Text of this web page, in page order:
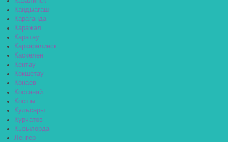
Кандыагаш
Караганда
Каражал
Каратау
Каркаралинск
Каскелен
Кентау
Кокшетау
Конаев
Костанай
Косшы
Кульсары
Курчатов
Кызылорда
Ленгер